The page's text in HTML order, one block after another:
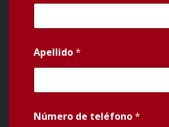
Apellido*
Número de teléfono*